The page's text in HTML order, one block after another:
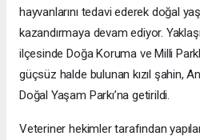
hayvanlarını tedavi ederek doğal
kazandırmaya devam ediyor.
ilçesinde Doğa Koruma ve Milli
güçsüz halde bulunan kızıl şahin,
Doğal Yaşam Parkı’na getirildi.
Veteriner hekimler tarafından